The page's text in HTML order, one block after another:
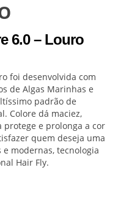
6.0 – Louro
foi desenvolvida com
de Algas Marinhas e
padrão de
Colore dá maciez,
e prolonga a cor
quem deseja uma
modernas, tecnologia
Hair Fly.